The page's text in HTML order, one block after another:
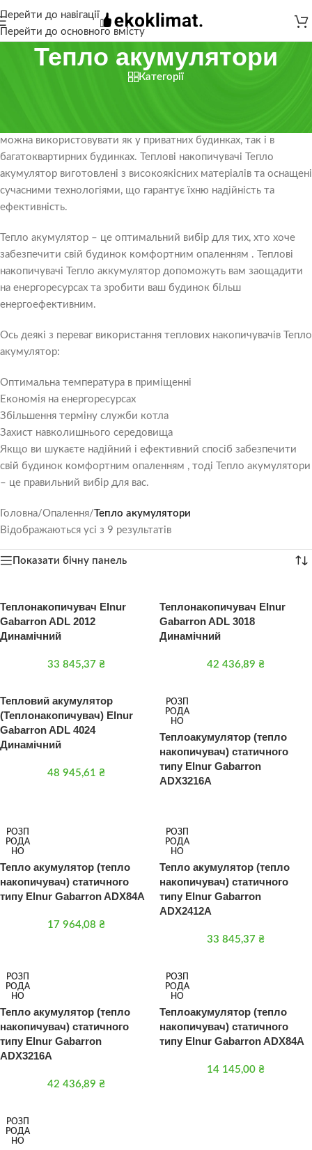
Перейти до навігації
Перейти до основного вмісту
Тепло акумулятори
Категорії
можна використовувати як у приватних будинках, так і в
багатоквартирних будинках. Теплові накопичувачі Тепло
акумулятор виготовлені з високоякісних матеріалів та оснащені
сучасними технологіями, що гарантує їхню надійність та
ефективність.
Тепло акумулятор – це оптимальний вибір для тих, хто хоче
забезпечити свій будинок комфортним опаленням . Теплові
накопичувачі Тепло аккумулятор допоможуть вам заощадити
на енергоресурсах та зробити ваш будинок більш
енергоефективним.
Ось деякі з переваг використання теплових накопичувачів Тепло
акумулятор:
Оптимальна температура в приміщенні
Економія на енергоресурсах
Збільшення терміну служби котла
Захист навколишнього середовища
Якщо ви шукаєте надійний і ефективний спосіб забезпечити
свій будинок комфортним опаленням , тоді Тепло акумулятори
– це правильний вибір для вас.
Головна/Опалення/Тепло акумулятори
Відображаються усі з 9 результатів
Показати бічну панель
Теплонакопичувач Elnur
Gabarron ADL 2012
Динамічний
33 845,37 ₴
Теплонакопичувач Elnur
Gabarron ADL 3018
Динамічний
42 436,89 ₴
Тепловий акумулятор
(Теплонакопичувач) Elnur
Gabarron ADL 4024
Динамічний
48 945,61 ₴
РОЗП
РОДА
НО
Теплоакумулятор (тепло
накопичувач) статичного
типу Elnur Gabarron
ADX3216A
РОЗП
РОДА
НО
Тепло акумулятор (тепло
накопичувач) статичного
типу Elnur Gabarron ADX84A
17 964,08 ₴
РОЗП
РОДА
НО
Тепло акумулятор (тепло
накопичувач) статичного
типу Elnur Gabarron
ADX2412A
33 845,37 ₴
РОЗП
РОДА
НО
Тепло акумулятор (тепло
накопичувач) статичного
типу Elnur Gabarron
ADX3216A
42 436,89 ₴
РОЗП
РОДА
НО
Теплоакумулятор (тепло
накопичувач) статичного
типу Elnur Gabarron ADX84A
14 145,00 ₴
РОЗП
РОДА
НО